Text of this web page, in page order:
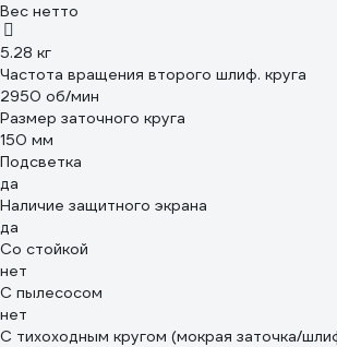
Вес нетто
5.28 кг
Частота вращения второго шлиф. круга
2950 об/мин
Размер заточного круга
150 мм
Подсветка
да
Наличие защитного экрана
да
Со стойкой
нет
С пылесосом
нет
С тихоходным кругом (мокрая заточка/